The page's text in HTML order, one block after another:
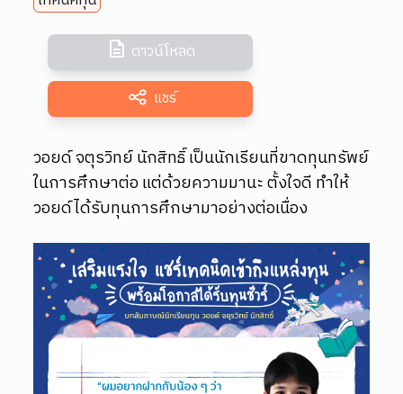
ดาวน์โหลด
แชร์
วอยด์ จตุรวิทย์ นักสิทธิ์ เป็นนักเรียนที่ขาดทุนทรัพย์
ในการศึกษาต่อ แต่ด้วยความมานะ ตั้งใจดี ทำให้
วอยด์ได้รับทุนการศึกษามาอย่างต่อเนื่อง